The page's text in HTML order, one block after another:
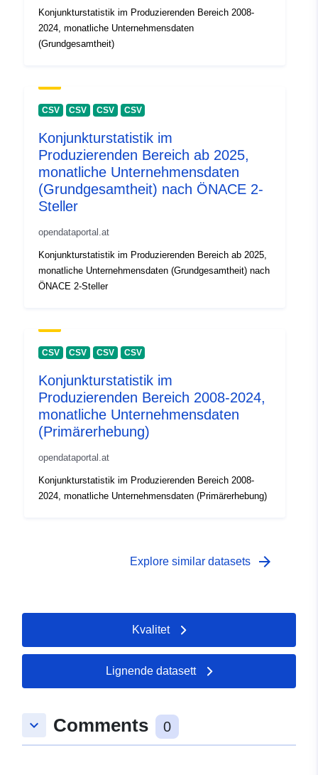
Konjunkturstatistik im Produzierenden Bereich 2008-
2024, monatliche Unternehmensdaten
(Grundgesamtheit)
CSV CSV CSV CSV
Konjunkturstatistik im
Produzierenden Bereich ab 2025,
monatliche Unternehmensdaten
(Grundgesamtheit) nach ÖNACE 2-
Steller
opendataportal.at
Konjunkturstatistik im Produzierenden Bereich ab 2025,
monatliche Unternehmensdaten (Grundgesamtheit) nach
ÖNACE 2-Steller
CSV CSV CSV CSV
Konjunkturstatistik im
Produzierenden Bereich 2008-2024,
monatliche Unternehmensdaten
(Primärerhebung)
opendataportal.at
Konjunkturstatistik im Produzierenden Bereich 2008-
2024, monatliche Unternehmensdaten (Primärerhebung)
Explore similar datasets arrow_forward
Kvalitet
Lignende datasett
keyboard_arrow_down Comments 0